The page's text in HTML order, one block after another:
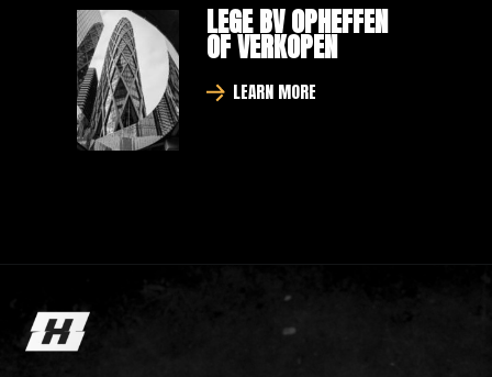
LEGE BV OPHEFFEN
OF VERKOPEN
LEARN MORE